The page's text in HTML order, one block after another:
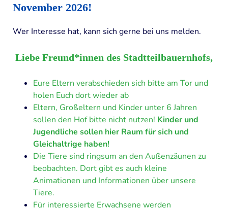
November 2026!
Wer Interesse hat, kann sich gerne bei uns melden.
Liebe Freund*innen des Stadtteilbauernhofs,
Eure Eltern verabschieden sich bitte am Tor und
holen Euch dort wieder ab
Eltern, Großeltern und Kinder unter 6 Jahren
sollen den Hof bitte nicht nutzen! Kinder und
Jugendliche sollen hier Raum für sich und
Gleichaltrige haben!
Die Tiere sind ringsum an den Außenzäunen zu
beobachten. Dort gibt es auch kleine
Animationen und Informationen über unsere
Tiere.
Für interessierte Erwachsene werden